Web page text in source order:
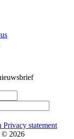
Privacy statement
© 2026